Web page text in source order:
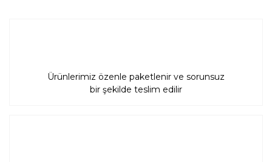
Ürünlerimiz özenle paketlenir ve sorunsuz
bir şekilde teslim edilir